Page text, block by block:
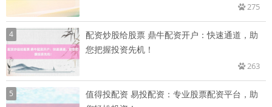
275
4
配资炒股给股票 鼎牛配资开户：快速通道，助
您把握投资先机！
263
5
值得投配资 易投配资：专业股票配资平台，助